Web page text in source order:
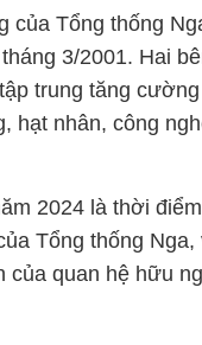
của Tổng thống
3/2001. Hai
trung tăng
hạt nhân, công
2024 là thời
Tổng thống
quan hệ hữu